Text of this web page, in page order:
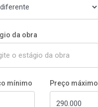
da obra
mínimo Preço máximo